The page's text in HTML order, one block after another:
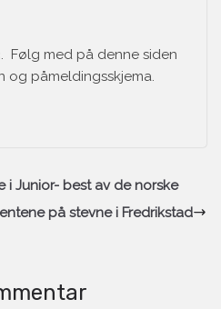
Følg med på denne siden
påmeldingsskjema.
i Junior- best av de norske
på stevne i Fredrikstad